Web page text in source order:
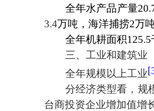
全年水产品产量
3.4万吨，海洋捕捞2万吨
全年机耕面积125.5
三、工业和建筑业
全年规模以上工业
分经济类型看，规
台商投资企业增加值增